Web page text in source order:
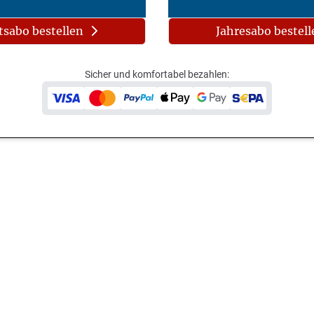
bestellen Jahresabo
Sicher und komfortabel bezahlen: